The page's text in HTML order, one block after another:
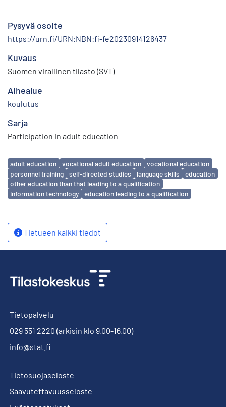
Pysyvä osoite
https://urn.fi/URN:NBN:fi-fe20230914126437
Kuvaus
Suomen virallinen tilasto (SVT)
Aihealue
koulutus
Sarja
Participation in adult education
Avainsanat
adult education vocational adult education
vocational education
personnel training
self-directed studies language skills
education
other education than that leading to a qualification
information technology
education leading to a qualification
Tietueen kaikki tiedot
Tietopalvelu
029 551 2220 (arkisin klo 9.00-16.00)
info@stat.fi
Tietosuojaseloste
Saavutettavuusseloste